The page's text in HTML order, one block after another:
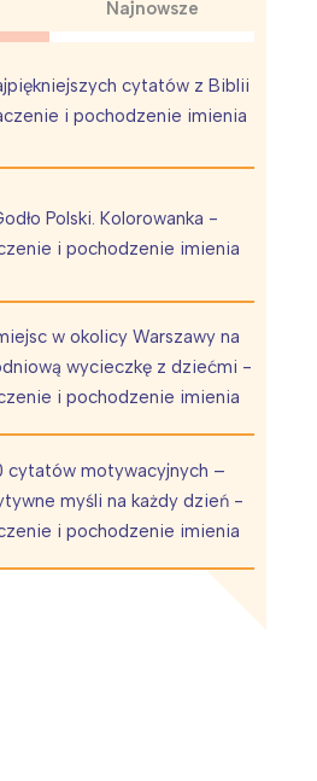
Najnowsze
cytatów z Biblii
i pochodzenie imienia
Polski. Kolorowanka -
i pochodzenie imienia
w okolicy Warszawy na
wycieczkę z dziećmi -
i pochodzenie imienia
cytatów motywacyjnych –
myśli na każdy dzień -
i pochodzenie imienia